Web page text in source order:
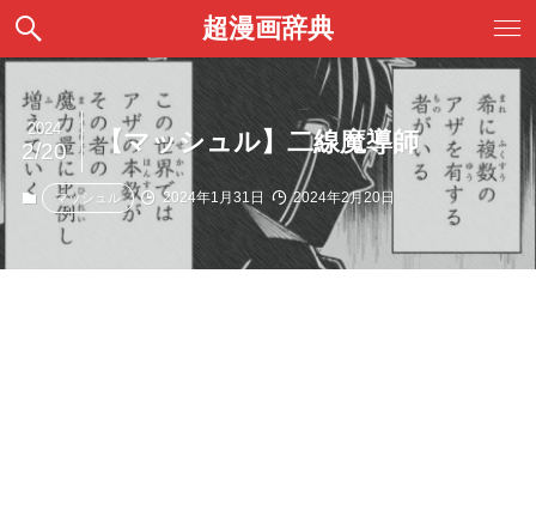
超漫画辞典
【マッシュル】二線魔導師
2024
2/20
マッシュル 2024年1月31日 2024年2月20日